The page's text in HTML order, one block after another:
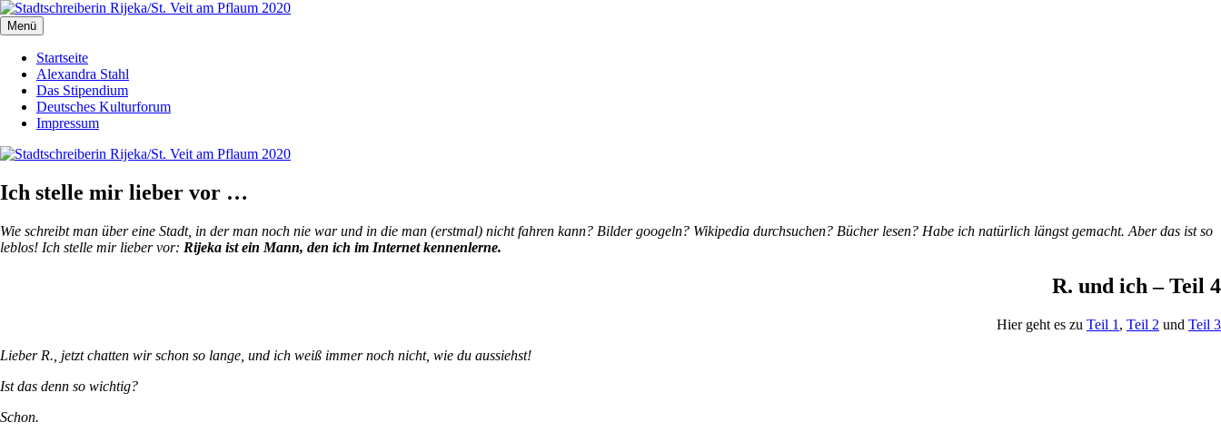
Zum
Inhalt
springen
Stadtschreiberin Rijeka/St. Veit am Pflaum 2020
Die Journalistin Alexandra Stahl berichtet aus der Europäischen Kulturhauptstadt 2020
Menü
Startseite
Alexandra Stahl
Das Stipendium
Deutsches Kulturforum
Impressum
Ich stelle mir lieber vor …
Wie schreibt man über eine Stadt, in der man noch nie war und in die man (erstmal) nicht fahren kann? Bilder googeln? Wikipedia durchsuchen? Bücher lesen? Habe ich natürlich längst gemacht. Aber das ist so
leblos! Ich stelle mir lieber vor: Rijeka ist ein Mann, den ich im Internet kennenlerne.
R. und ich – Teil 4
Hier geht es zu Teil 1 , Teil 2 und Teil 3
Lieber R., jetzt chatten wir schon so lange, und ich weiß immer noch nicht, wie du aussiehst!
Ist das denn so wichtig?
Schon.